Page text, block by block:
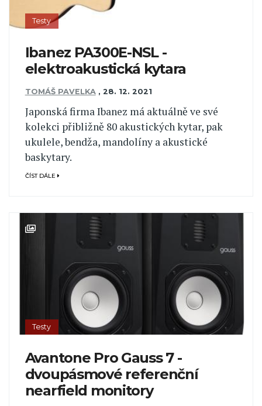
Testy
Ibanez PA300E-NSL -
elektroakustická kytara
TOMÁŠ PAVELKA , 28. 12. 2021
Japonská firma Ibanez má aktuálně ve své
kolekci přibližně 80 akustických kytar, pak
ukulele, bendža, mandolíny a akustické
baskytary.
ČÍST DÁLE
Testy
Avantone Pro Gauss 7 -
dvoupásmové referenční
nearfield monitory